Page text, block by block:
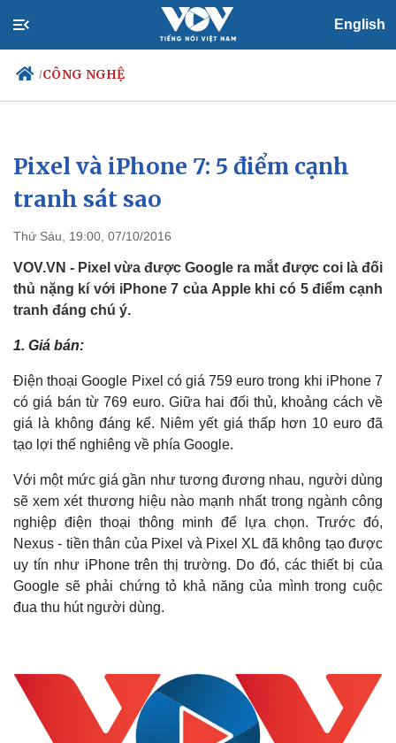
English
/CÔNG NGHỆ
Chính trị
Tổ chức nhân sự
Nhận diện sự thật
Xã hội
Việc làm
Biển đảo
Pixel và iPhone 7: 5 điểm cạnh
tranh sát sao
Thứ Sáu, 19:00, 07/10/2016
VOV.VN - Pixel vừa được Google ra mắt được coi là đối
thủ nặng kí với iPhone 7 của Apple khi có 5 điểm cạnh
tranh đáng chú ý.
1. Giá bán:
Điện thoại Google Pixel có giá 759 euro trong khi iPhone 7
có giá bán từ 769 euro. Giữa hai đối thủ, khoảng cách về
giá là không đáng kể. Niêm yết giá thấp hơn 10 euro đã
tạo lợi thế nghiêng về phía Google.
Với một mức giá gần như tương đương nhau, người dùng
sẽ xem xét thương hiệu nào mạnh nhất trong ngành công
nghiệp điện thoại thông minh để lựa chọn. Trước đó,
Nexus - tiền thân của Pixel và Pixel XL đã không tạo được
uy tín như iPhone trên thị trường. Do đó, các thiết bị của
Google sẽ phải chứng tỏ khả năng của mình trong cuộc
đua thu hút người dùng.